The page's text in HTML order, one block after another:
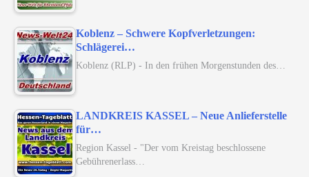
Koblenz – Schwere Kopfverletzungen:
Schlägerei…
Koblenz (RLP) - In den frühen Morgenstunden des…
LANDKREIS KASSEL – Neue Anlieferstelle
für…
Region Kassel - "Der vom Kreistag beschlossene
Gebührenerlass…